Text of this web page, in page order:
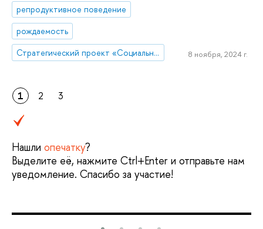
репродуктивное поведение
рождаемость
Стратегический проект «Социальная политика устойчивого развития и инклюзивного экономического роста»
8 ноября, 2024 г.
1 2 3
Нашли опечатку?
Выделите её, нажмите Ctrl+Enter и отправьте нам
уведомление. Спасибо за участие!